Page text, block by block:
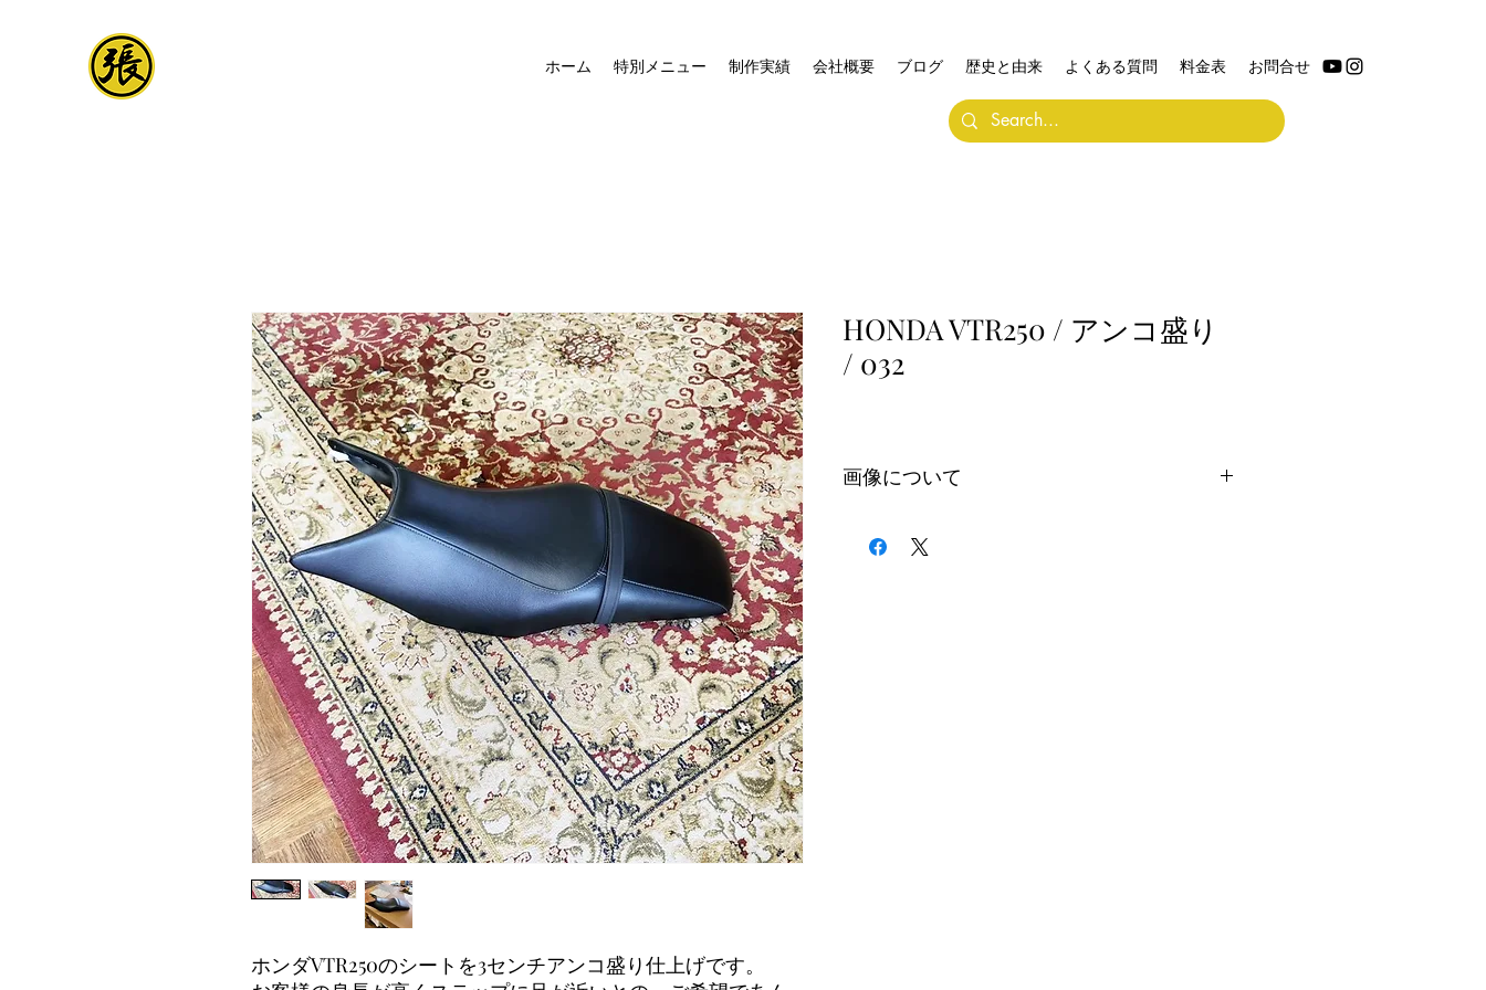
ホーム 特別メニュー 制作実績 会社概要 ブログ 歴史と由来 よくある質問 料金表 お問合せ
ホンダVTR250のシートを3センチアンコ盛り仕上げです。
HONDA VTR250 / アンコ盛り
/ 032
画像について
三枚目が加工前になります。